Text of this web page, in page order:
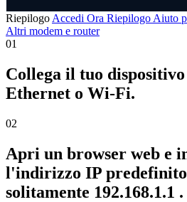
Riepilogo Accedi Ora Riepilogo Aiuto
Altri modem e router
01
Collega il tuo
Ethernet o Wi-Fi.
02
Apri un browser web e
l'indirizzo IP
solitamente 192.168.1.1 .